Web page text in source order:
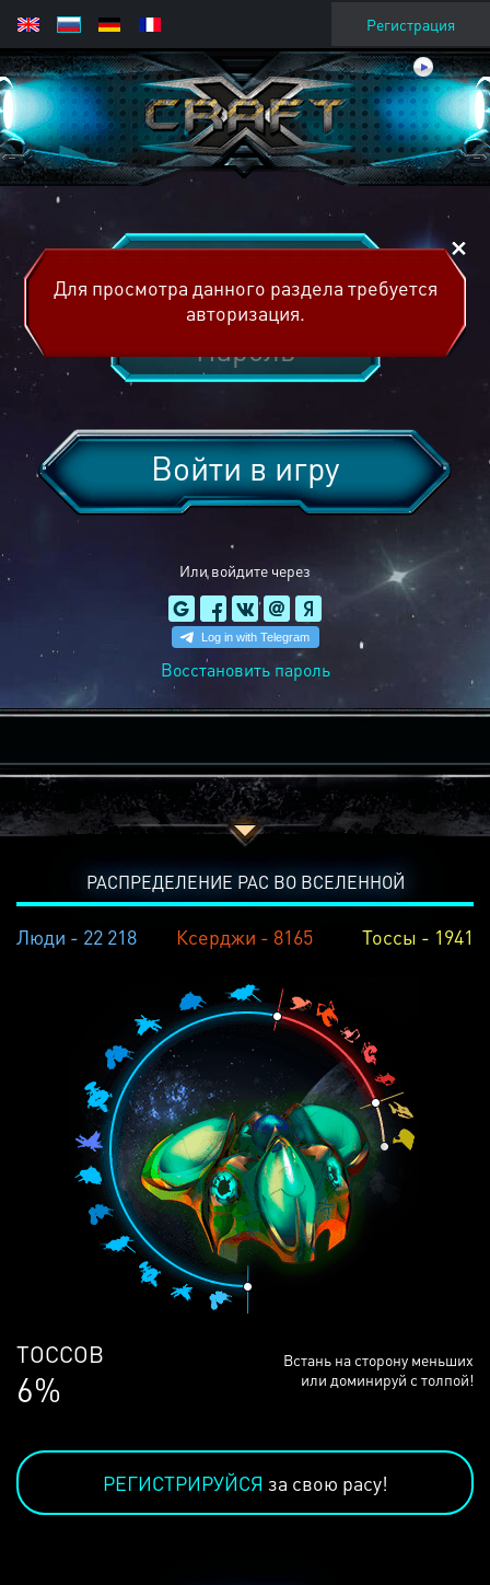
Регистрация
Или войдите через
Войти в игру
Восстановить пароль
Для просмотра данного раздела требуется
авторизация.
РАСПРЕДЕЛЕНИЕ РАС ВО ВСЕЛЕННОЙ
Люди - 22 218 Ксерджи - 8165 Тоссы - 1941
ЛЮДЕЙ
68%
Встань на сторону меньших
или доминируй с толпой!
РЕГИСТРИРУЙСЯ за свою расу!